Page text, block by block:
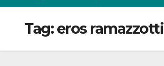
Tag:eros ramazzotti